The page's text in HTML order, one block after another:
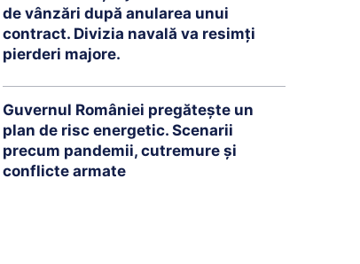
de vânzări după anularea unui
contract. Divizia navală va resimți
pierderi majore.
Guvernul României pregătește un
plan de risc energetic. Scenarii
precum pandemii, cutremure și
conflicte armate